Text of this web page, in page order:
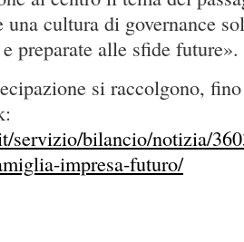
una cultura di governance
preparate alle sfide future».
si raccolgono,
servizio/bilancio/notizia/
impresa-futuro/